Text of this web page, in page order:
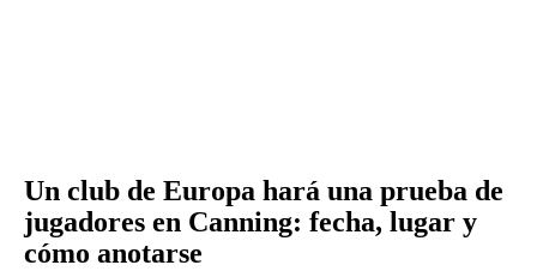
Un club de Europa hará una prueba de
jugadores en Canning: fecha, lugar y
cómo anotarse